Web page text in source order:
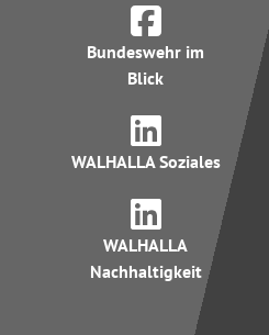
Bundeswehr im
Blick
WALHALLA Soziales
WALHALLA
Nachhaltigkeit